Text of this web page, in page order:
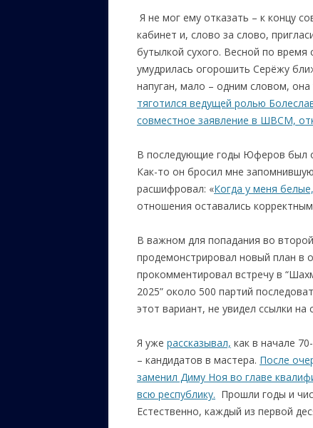
Я не мог ему отказать – к концу
кабинет и, слово за слово,
бутылкой сухого. Весной по
умудрилась огорошить Серёжу
напуган, мало – одним словом, она
тяготился ведущей ролью
совместное заявление в ШВСМ,
В последующие годы Юферов был
Как-то он бросил мне
расшифровал: «Когда у меня
отношения оставались
В важном для попадания во
продемонстрировал новый план в
прокомментировал встречу в
2025” около 500 партий
этот вариант, не увидел ссылки на
Я уже рассказывал, как в начале
– кандидатов в мастера. После
заменил Диму Ноя во главе
всю республику. Прошли годы и
Естественно, каждый из первой